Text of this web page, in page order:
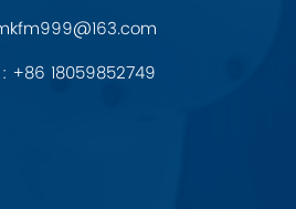
+86 18059852749